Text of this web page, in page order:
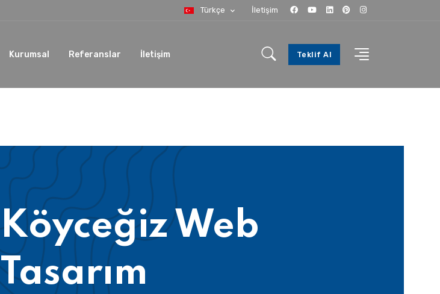
Türkçe İletişim
Kurumsal Referanslar İletişim Teklif Al
Köyceğiz Web
Tasarım